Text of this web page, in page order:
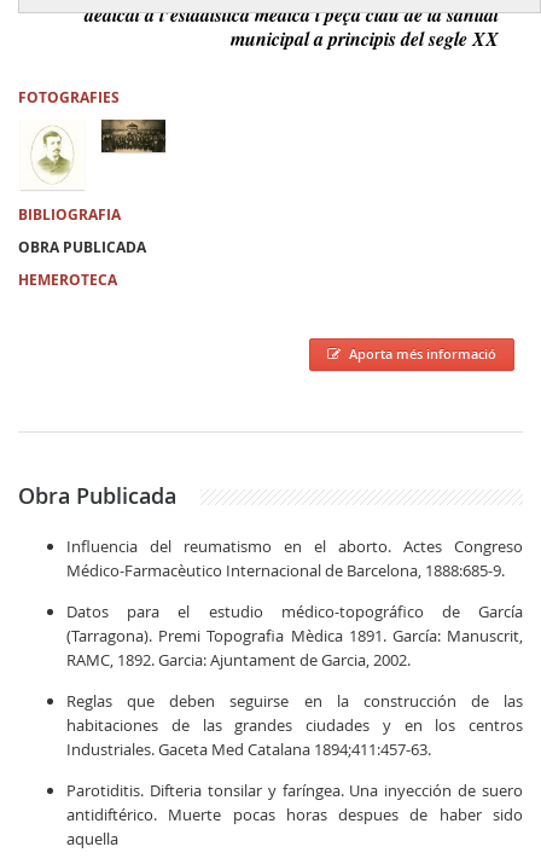
dedicat a l’estadística mèdica i peça clau de la sanitat
municipal a principis del segle XX
FOTOGRAFIES
BIBLIOGRAFIA
OBRA PUBLICADA
HEMEROTECA
Aporta més informació
Obra Publicada
Influencia del reumatismo en el aborto. Actes Congreso
Médico-Farmacèutico Internacional de Barcelona, 1888:685-9.
Datos para el estudio médico-topográfico de García
(Tarragona). Premi Topografia Mèdica 1891. García: Manuscrit,
RAMC, 1892. Garcia: Ajuntament de Garcia, 2002.
Reglas que deben seguirse en la construcción de las
habitaciones de las grandes ciudades y en los centros
Industriales. Gaceta Med Catalana 1894;411:457-63.
Parotiditis. Difteria tonsilar y faríngea. Una inyección de suero
antidiftérico. Muerte pocas horas despues de haber sido
aquella